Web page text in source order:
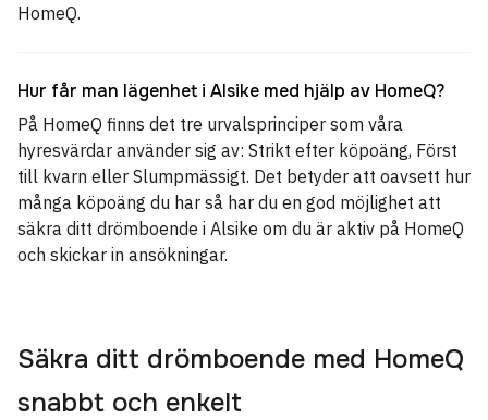
HomeQ.
Hur får man lägenhet i Alsike med hjälp av HomeQ?
På HomeQ finns det tre urvalsprinciper som våra
hyresvärdar använder sig av: Strikt efter köpoäng, Först
till kvarn eller Slumpmässigt. Det betyder att oavsett hur
många köpoäng du har så har du en god möjlighet att
säkra ditt drömboende i Alsike om du är aktiv på HomeQ
och skickar in ansökningar.
Säkra ditt drömboende med HomeQ
snabbt och enkelt